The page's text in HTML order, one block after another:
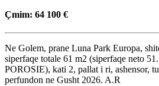
Çmim: 64 100 €
Ne Golem, prane Luna Park Europa,
siperfaqe totale 61 m2 (siperfaqe neto
POROSIE), kati 2, pallat i ri, ashensor,
perfundon ne Gusht 2026. A.R